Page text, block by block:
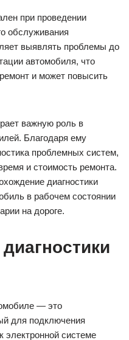
при проведении
обслуживания
выявлять проблемы до
автомобиля, что
и может повысить
важную роль в
Благодаря ему
проблемных систем,
и стоимость ремонта.
диагностики
в рабочем состоянии
на дороге.
— это
для подключения
электронной системе